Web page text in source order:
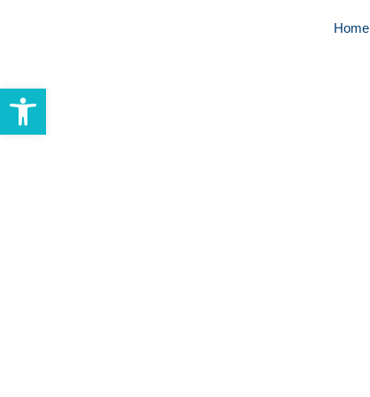
Home
Abrir barra de herramientas